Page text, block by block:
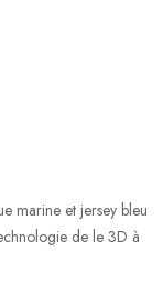
marine et jersey bleu
de le 3D à